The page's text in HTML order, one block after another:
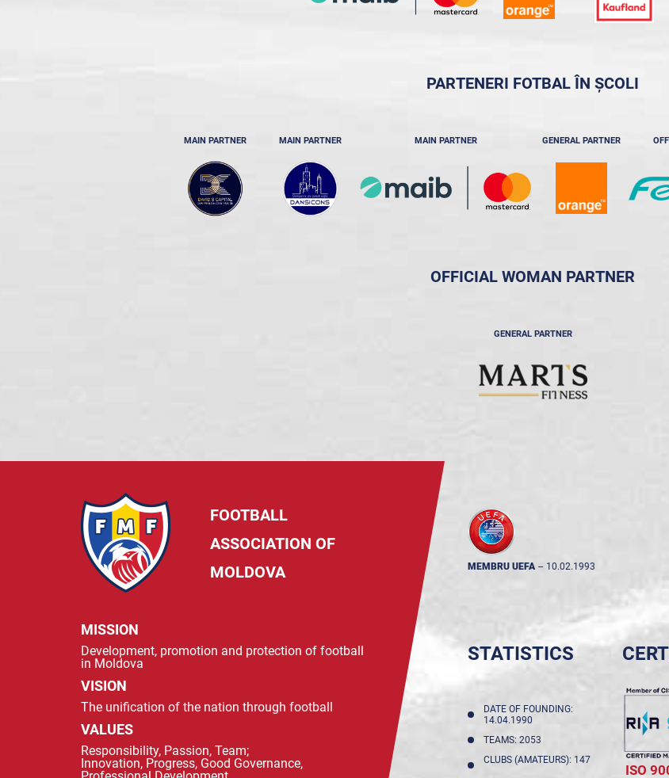
PARTENERI FOTBAL ÎN ȘCOLI
MAIN PARTNER MAIN PARTNER MAIN PARTNER GENERAL PARTNER
OFFICIAL WOMAN PARTNER
GENERAL PARTNER
FOOTBALL
ASSOCIATION OF
MOLDOVA
MISSION
Development, promotion and protection of football
in Moldova
VISION
The unification of the nation through football
VALUES
Responsibility, Passion, Team;
Innovation, Progress, Good Governance,
MEMBRU UEFA -- 10.02.1993
STATISTICS
DATE OF FOUNDING:
14.04.1990
TEAMS: 2053
CLUBS (AMATEURS): 147
ISO